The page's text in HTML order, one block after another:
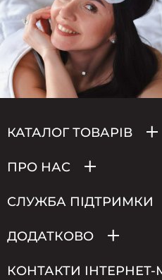
КАТАЛОГ ТОВАРІВ
ПРО НАС
СЛУЖБА ПІДТРИМКИ
ДОДАТКОВО
КОНТАКТИ